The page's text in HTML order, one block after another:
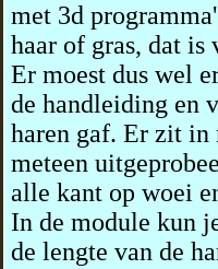
met 3d
haar of gras, dat is
Er moest dus wel
de handleiding en
haren gaf. Er zit in
meteen
alle kant op woei
In de module kun
de lengte van de